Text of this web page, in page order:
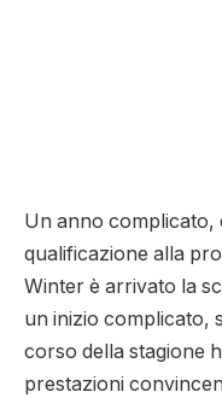
Un anno complicato,
qualificazione alla
Winter è arrivato la
un inizio complicato,
corso della stagione
prestazioni